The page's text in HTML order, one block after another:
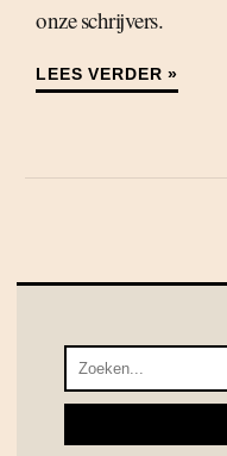
onze schrijvers.
LEES VERDER »